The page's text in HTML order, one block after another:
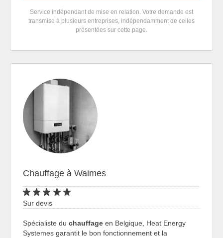
Service indépendant de mise en relation. Votre demande est
transmise à plusieurs entreprises, indépendamment de celles
présentées sur cette page.
Chauffage à Waimes
Sur devis
Spécialiste du chauffage en Belgique, Heat Energy
Systemes garantit le bon fonctionnement et la